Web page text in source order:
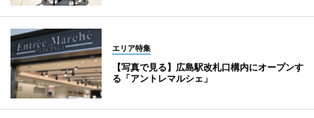
エリア特集
【写真で見る】広島駅改札口構内にオープンす
る「アントレマルシェ」